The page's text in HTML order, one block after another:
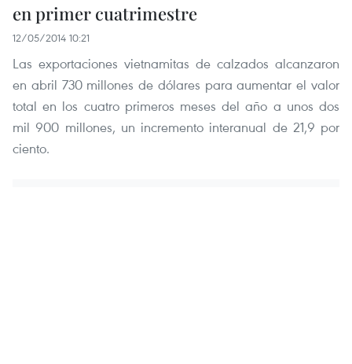
en primer cuatrimestre
12/05/2014 10:21
Las exportaciones vietnamitas de calzados alcanzaron
en abril 730 millones de dólares para aumentar el valor
total en los cuatro primeros meses del año a unos dos
mil 900 millones, un incremento interanual de 21,9 por
ciento.